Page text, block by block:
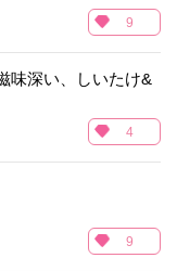
9
味深い、しいたけ&
4
9